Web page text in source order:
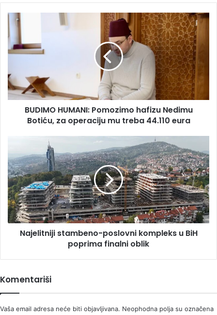
BUDIMO
HUMANI:
Pomozimo
hafizu
za
operaciju
mu
BUDIMO HUMANI: Pomozimo hafizu Nedimu
Botiću, za operaciju mu treba 44.110 eura
poslovni
kompleks
u
BiH
poprima
finalni
oblik
Najelitniji stambeno-poslovni kompleks u BiH
poprima finalni oblik
Komentariši
Vaša email adresa neće biti objavljivana. Neophodna polja su označena